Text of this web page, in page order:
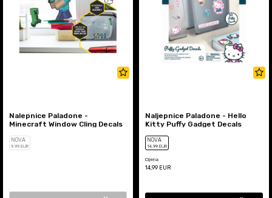
Nalepnice Paladone -
Minecraft Window Cling Decals
NOVA
9,99 EUR
Naljepnice Paladone - Hello
Kitty Puffy Gadget Decals
NOVA
14,99 EUR
Cijena
14,99 EUR